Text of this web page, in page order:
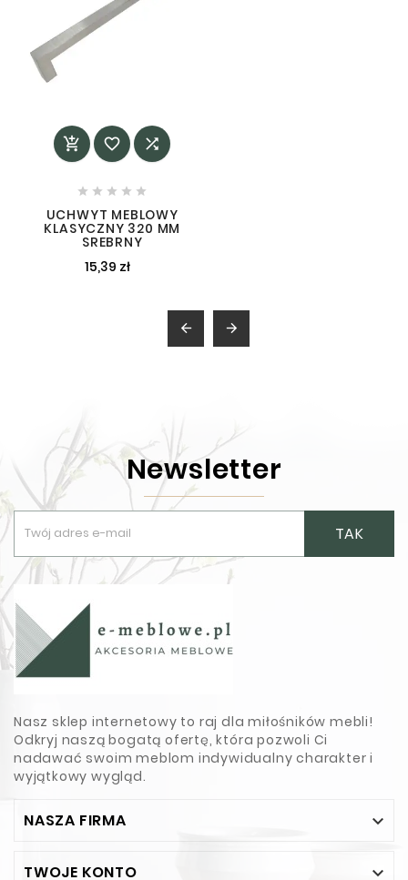
  
    
UCHWYT MEBLOWY
KLASYCZNY 320 MM
SREBRNY
15,39 zł
 
Newsletter
TAK
Nasz sklep internetowy to raj dla miłośników mebli!
Odkryj naszą bogatą ofertę, która pozwoli Ci
nadawać swoim meblom indywidualny charakter i
wyjątkowy wygląd.
NASZA FIRMA 
TWOJE KONTO 